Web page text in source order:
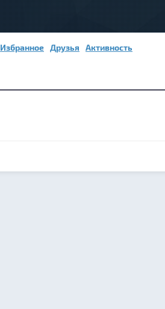
Избранное Друзья Активность